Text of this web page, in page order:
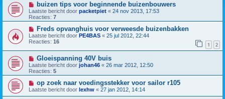
buizen tips voor beginnende buizenbouwers
Laatste bericht door packetpiet « 24 nov 2013, 17:53
Reacties: 7
Freds opvanghuis voor verweesde buizenbakken
Laatste bericht door PE4BAS « 25 jul 2012, 22:44
Reacties: 16 1 2
Gloeispanning 40V buis
Laatste bericht door johan46 « 26 mar 2012, 12:50
Reacties: 5
op zoek naar voedingsstekker voor sailor r105
Laatste bericht door lexhw « 27 jan 2012, 14:14